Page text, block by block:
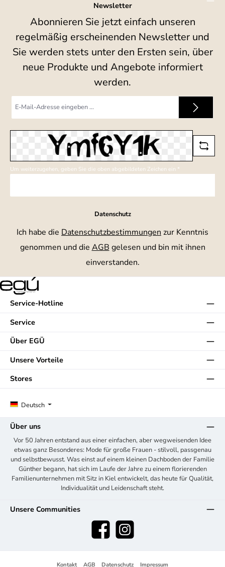
Newsletter
Abonnieren Sie jetzt einfach unseren
regelmäßig erscheinenden Newsletter und
Sie werden stets unter den Ersten sein, über
neue Produkte und Angebote informiert
werden.
Mail-
Um weiterzugehen, geben Sie die oben abgebildeten Zeichen ein *
Datenschutz
Ich habe die Datenschutzbestimmungen zur Kenntnis
genommen und die AGB gelesen und bin mit ihnen
einverstanden.
Service-Hotline
Service
Über EGÜ
Unsere Vorteile
Deutsch
Stores
Über uns
Vor 50 Jahren entstand aus einer einfachen, aber wegweisenden Idee
etwas ganz Besonderes: Mode für große Frauen - stilvoll, passgenau
und selbstbewusst. Was einst auf einem kleinen Dachboden der Familie
Günther begann, hat sich im Laufe der Jahre zu einem florierenden
Familienunternehmen mit Sitz in Kiel entwickelt, das heute für Qualität,
Individualität und Leidenschaft steht.
Unsere Communities
Facebook Instagram
Kontakt AGB Datenschutz Impressum